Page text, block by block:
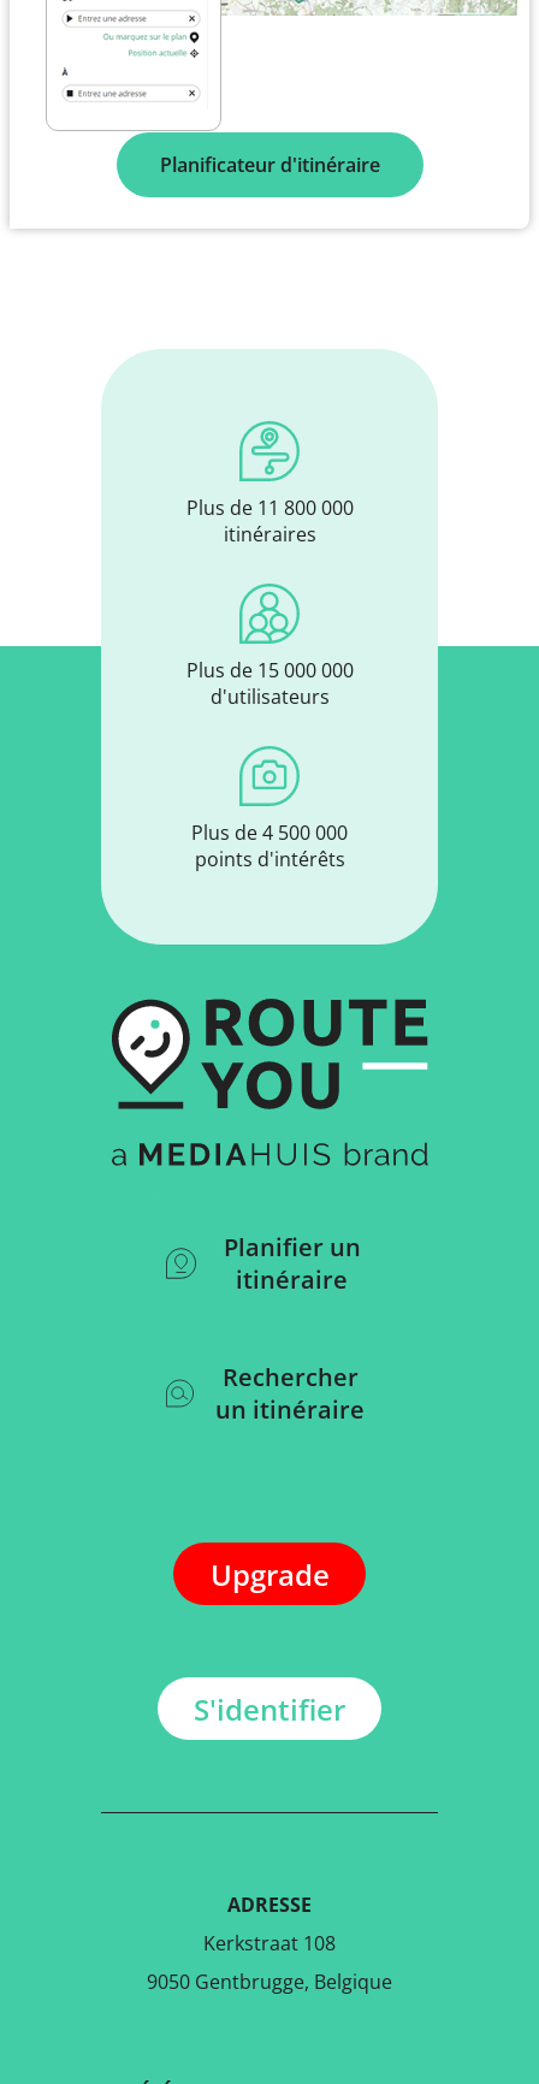
Planificateur d'itinéraire
Plus de 11 800 000
itinéraires
Plus de 15 000 000
d'utilisateurs
Plus de 4 500 000
points d'intérêts
Planifier un
itinéraire
Rechercher
un itinéraire
Upgrade
S'identifier
ADRESSE
Kerkstraat 108
9050 Gentbrugge, Belgique